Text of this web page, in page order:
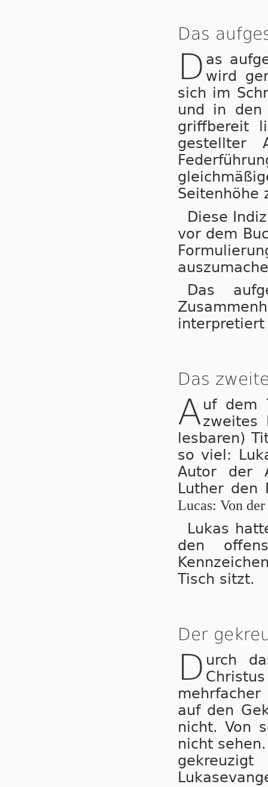
Das
D as
wird
sich im
und in den
griffbereit
gestellter
Seitenhöhe
Diese
vor dem
Das
interpretiert
Das
Auf dem
zweites
lesbaren)
so viel:
Autor der
Luther
Lucas: Von
Lukas
den
Tisch sitzt.
Der
D urch
auf den
nicht. Von
nicht